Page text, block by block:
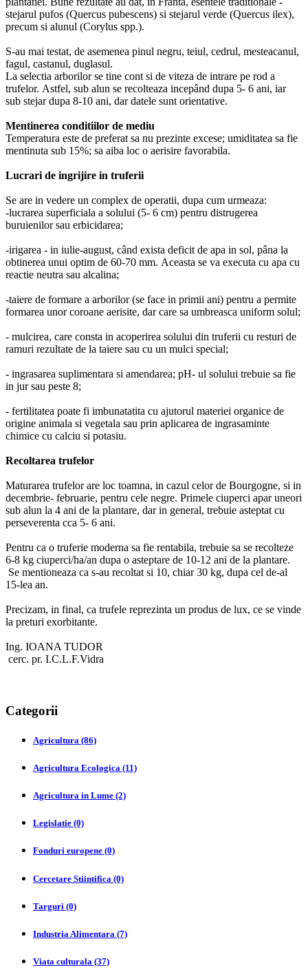
stejarul pufos (Quercus pubescens) si stejarul verde (Quercus ilex),
precum si alunul (Corylus spp.).
S-au mai testat, de asemenea pinul negru, teiul, cedrul, mesteacanul,
fagul, castanul, duglasul.
La selectia arborilor se tine cont si de viteza de intrare pe rod a
trufelor. Astfel, sub alun se recolteaza incepând dupa 5- 6 ani, iar
sub stejar dupa 8-10 ani, dar datele sunt orientative.
Mentinerea conditiilor de mediu
Temperatura este de preferat sa nu prezinte excese; umiditatea sa fie
mentinuta sub 15%; sa aiba loc o aerisire favorabila.
Lucrari de ingrijire in truferii
Se are in vedere un complex de operatii, dupa cum urmeaza:
-lucrarea superficiala a solului (5- 6 cm) pentru distrugerea
buruienilor sau erbicidarea;
-irigarea - in iulie-august, când exista deficit de apa in sol, pâna la
obtinerea unui optim de 60-70 mm. Aceasta se va executa cu apa cu
reactie neutra sau alcalina;
-taiere de formare a arborilor (se face in primii ani) pentru a permite
formarea unor coroane aerisite, dar care sa umbreasca uniform solul;
- mulcirea, care consta in acoperirea solului din truferii cu resturi de
ramuri rezultate de la taiere sau cu un mulci special;
- ingrasarea suplimentara si amendarea; pH- ul solului trebuie sa fie
in jur sau peste 8;
- fertilitatea poate fi imbunatatita cu ajutorul materiei organice de
origine animala si vegetala sau prin aplicarea de ingrasaminte
chimice cu calciu si potasiu.
Recoltarea trufelor
Maturarea trufelor are loc toamna, in cazul celor de Bourgogne, si in
decembrie- februarie, pentru cele negre. Primele ciuperci apar uneori
sub alun la 4 ani de la plantare, dar in general, trebuie asteptat cu
perseverenta cca 5- 6 ani.
Pentru ca o truferie moderna sa fie rentabila, trebuie sa se recolteze
6-8 kg ciuperci/ha/an dupa o asteptare de 10-12 ani de la plantare.
Se mentioneaza ca s-au recoltat si 10, chiar 30 kg, dupa cel de-al
15-lea an.
Precizam, in final, ca trufele reprezinta un produs de lux, ce se vinde
la preturi exorbitante.
Ing. IOANA TUDOR
cerc. pr. I.C.L.F.Vidra
Categorii
Agricultura (86)
Agricultura Ecologica (11)
Agricultura in Lume (2)
Legislatie (0)
Fonduri europene (0)
Cercetare Stiintifica (0)
Targuri (0)
Industria Alimentara (7)
Viata culturala (37)